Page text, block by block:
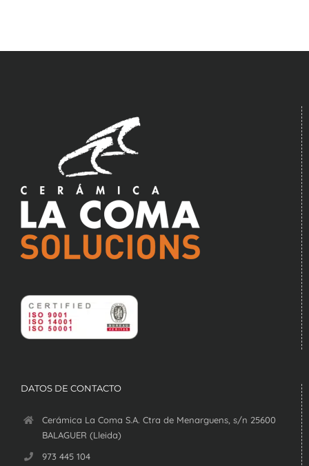
DATOS DE CONTACTO
Cerámica La Coma S.A. Ctra de Menarguens, s/n 25600
BALAGUER (Lleida)
973 445 104